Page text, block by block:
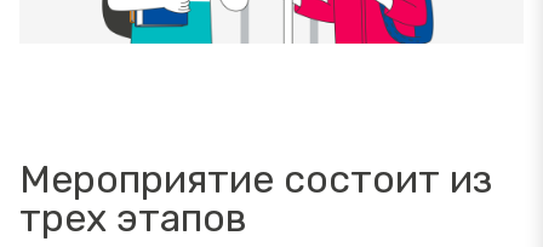
Мероприятие состоит из
трех этапов